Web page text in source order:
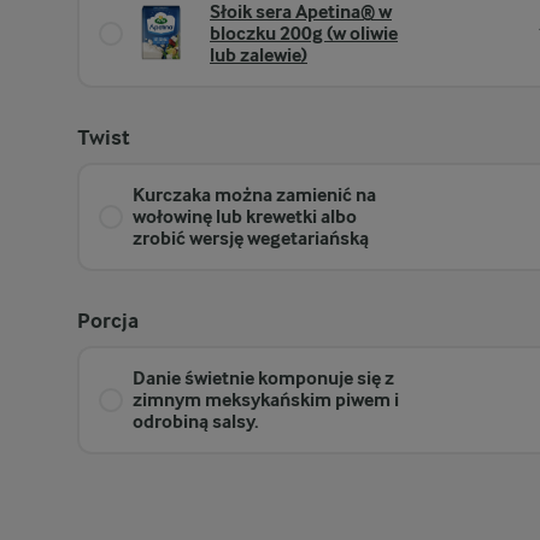
Słoik sera Apetina® w
bloczku 200g (w oliwie
lub zalewie)
Twist
Kurczaka można zamienić na
wołowinę lub krewetki albo
zrobić wersję wegetariańską
Porcja
Danie świetnie komponuje się z
zimnym meksykańskim piwem i
odrobiną salsy.